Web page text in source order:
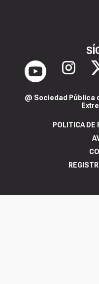
@ Sociedad Pública
POLITICA DE